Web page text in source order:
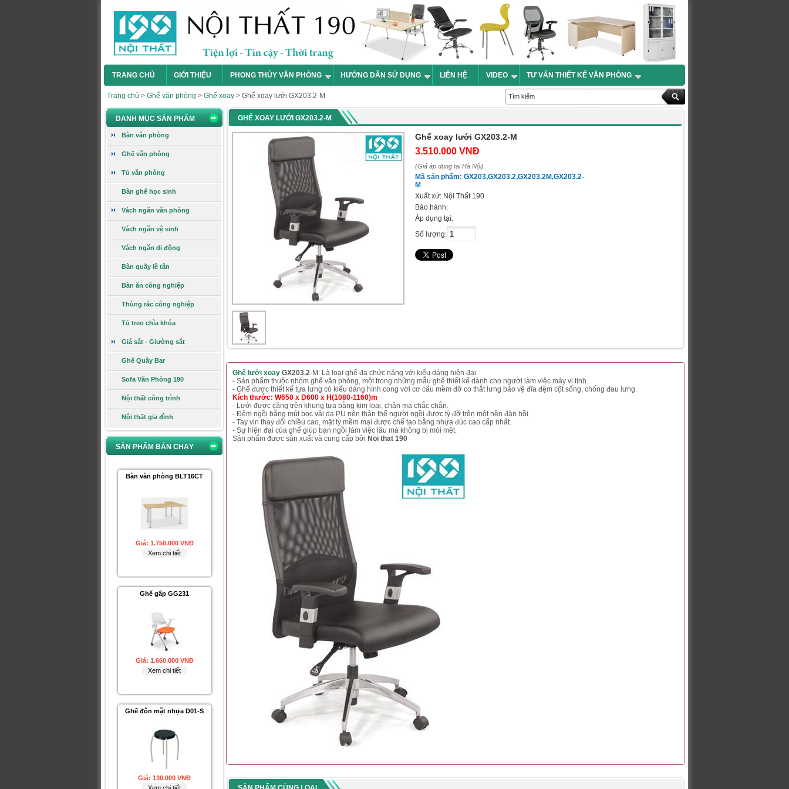
TRANG CHỦ GIỚI THIỆU PHONG THỦY VĂN PHÒNG HƯỚNG DẪN SỬ DỤNG LIÊN HỆ VIDEO TƯ VẤN THIẾT KẾ VĂN PHÒNG
Trang chủ > Ghế văn phòng > Ghế xoay > Ghế xoay lưới GX203.2-M
DANH MỤC SẢN PHẨM
Bàn văn phòng
Ghế văn phòng
Tủ văn phòng
Bàn ghế học sinh
Vách ngăn văn phòng
Vách ngăn vệ sinh
Vách ngăn di động
Bàn quầy lễ tân
Bàn ăn công nghiệp
Thùng rác công nghiệp
Tủ treo chìa khóa
Giá sắt - Giường sắt
Ghế Quầy Bar
Sofa Văn Phòng 190
Nội thất công trình
Nội thất gia đình
SẢN PHẨM BÁN CHẠY
Ghế gấp GG10
Giá:394.000 VNĐ
Xem chi tiết
Ghế gấp GG09
Giá:460.000 VNĐ
Xem chi tiết
Ghế gấp GG04B-M
Xem chi tiết
Bàn văn phòng BLT16CT
Giá: 1.750.000 VNĐ
Xem chi tiết
Ghế gấp GG231
Giá: 1.660.000 VNĐ
Xem chi tiết
Ghế đôn mặt nhựa D01-S
Giá: 130.000 VNĐ
GHẾ XOAY LƯỚI GX203.2-M
Ghế xoay lưới GX203.2-M
3.510.000 VNĐ
(Giá áp dụng tại Hà Nội)
Mã sản phẩm: GX203,GX203.2,GX203.2M,GX203.2-
M
Xuất xứ: Nội Thất 190
Bảo hành:
Áp dụng tại:
Số lượng:
Ghế lưới xoay GX203.2-M: Là loại ghế đa chức năng với kiểu dáng hiện đại.
- Sản phẩm thuộc nhóm ghế văn phòng, một trong những mẫu ghế thiết kế dành cho người làm việc máy vi tính.
- Ghế được thiết kế tựa lưng có kiểu dáng hình cong với cơ cấu mềm đỡ co thắt lưng bảo vệ đĩa đệm cột sống, chống đau lưng.
Kích thước: W650 x D600 x H(1080-1160)m
- Lưới được căng trên khung tựa bằng kim loại, chân mạ chắc chắn.
- Đệm ngồi bằng mút bọc vải da PU nên thân thể người ngồi được tỳ đỡ trên một nền đàn hồi.
- Tay vịn thay đổi chiều cao, mặt tỳ mềm mại được chế tạo bằng nhựa đúc cao cấp nhất.
- Sự hiện đại của ghế giúp bạn ngồi làm việc lâu mà không bị mỏi mệt.
Sản phẩm được sản xuất và cung cấp bởi Noi that 190